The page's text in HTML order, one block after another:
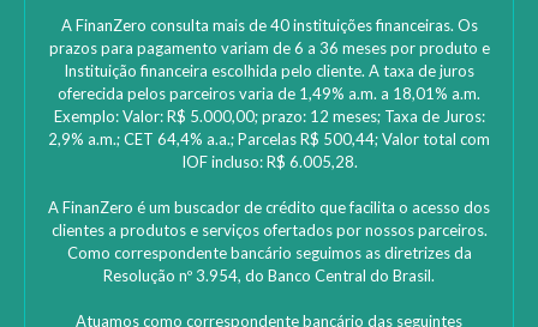
A FinanZero consulta mais de 40 instituições financeiras. Os
prazos para pagamento variam de 6 a 36 meses por produto e
Instituição financeira escolhida pelo cliente. A taxa de juros
oferecida pelos parceiros varia de 1,49% a.m. a 18,01% a.m.
Exemplo: Valor: R$ 5.000,00; prazo: 12 meses; Taxa de Juros:
2,9% a.m.; CET 64,4% a.a.; Parcelas R$ 500,44; Valor total com
IOF incluso: R$ 6.005,28.
A FinanZero é um buscador de crédito que facilita o acesso dos
clientes a produtos e serviços ofertados por nossos parceiros.
Como correspondente bancário seguimos as diretrizes da
Resolução nº 3.954, do Banco Central do Brasil.
Atuamos como correspondente bancário das seguintes